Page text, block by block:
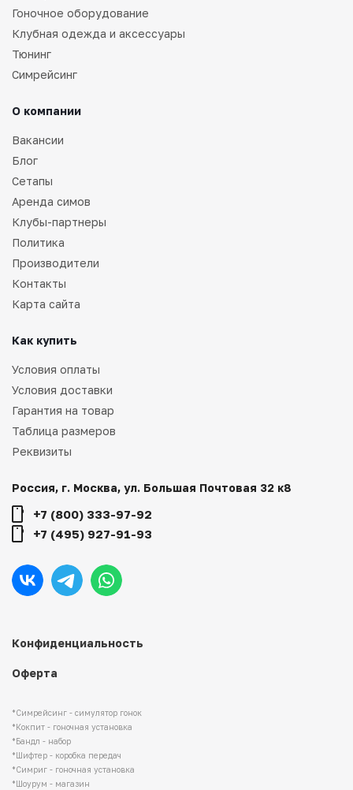
*Симрейсинг - симулятор гонок
*Кокпит - гоночная установка
*Бандл - набор
*Шифтер - коробка передач
*Симриг - гоночная установка
*Шоурум - магазин
Конфиденциальность
Оферта
Гоночное оборудование
Клубная одежда и аксессуары
Тюнинг
Симрейсинг
О компании
Вакансии
Блог
Сетапы
Аренда симов
Клубы-партнеры
Политика
Производители
Контакты
Карта сайта
Как купить
Условия оплаты
Условия доставки
Гарантия на товар
Таблица размеров
Реквизиты
Россия, г. Москва, ул. Большая Почтовая 32 к8
+7 (800) 333-97-92
+7 (495) 927-91-93